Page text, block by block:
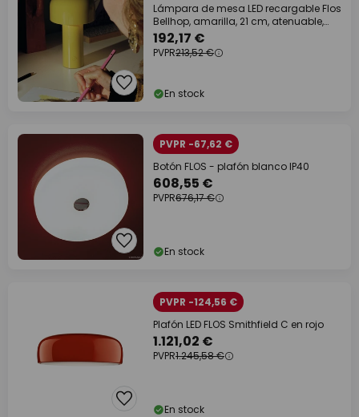
Lámpara de mesa LED recargable Flos
Bellhop, amarilla, 21 cm, atenuable,
IP54
192,17 €
PVPR213,52 €
En stock
PVPR -67,62 €
Botón FLOS - plafón blanco IP40
608,55 €
PVPR676,17 €
En stock
PVPR -124,56 €
Plafón LED FLOS Smithfield C en rojo
1.121,02 €
PVPR1.245,58 €
En stock